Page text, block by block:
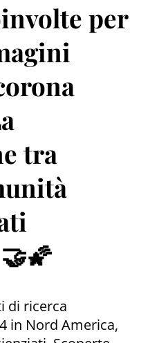
per
tra
di ricerca
in Nord America,